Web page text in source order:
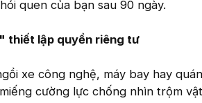
quen của bạn sau 90 ngày.
thiết lập quyền riêng tư
xe công nghệ, máy bay hay
cường lực chống nhìn trộm